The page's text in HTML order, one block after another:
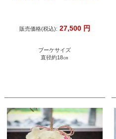
販売価格(税込): 27,500 円
ブーケサイズ
直径約18㎝